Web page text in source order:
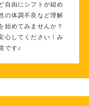
自由にシフトが組め
の体調不良など理解
始めてみませんか？
心してください！み
です♪